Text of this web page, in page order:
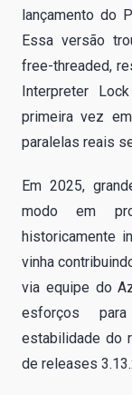
lançamento do
Essa versão
free-threaded,
Interpreter
primeira vez
paralelas reais
Em 2025,
modo em
historicamente
vinha
via equipe do
esforços
estabilidade do
de releases